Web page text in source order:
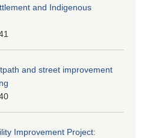
and Indigenous
and street improvement
Improvement Project: